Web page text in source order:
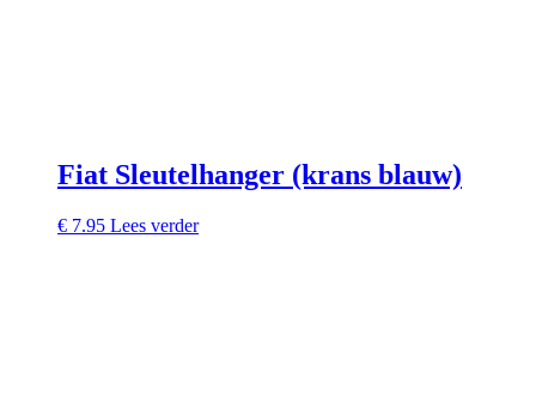
Fiat Sleutelhanger (krans blauw)
€ 7.95 Lees verder